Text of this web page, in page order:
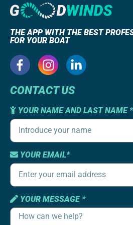
THE APP WITH THE BEST
FOR YOUR BOAT
CONTACT US
YOUR NAME AND LAST NAME *
YOUR EMAIL*
YOUR MESSAGE *